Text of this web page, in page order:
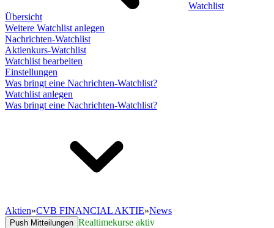
Watchlist
Übersicht
Weitere Watchlist anlegen
Nachrichten-Watchlist
Aktienkurs-Watchlist
Watchlist bearbeiten
Einstellungen
Was bringt eine Nachrichten-Watchlist?
Watchlist anlegen
Was bringt eine Nachrichten-Watchlist?
Aktien»CVB FINANCIAL AKTIE»News
Push Mitteilungen Realtimekurse aktiv